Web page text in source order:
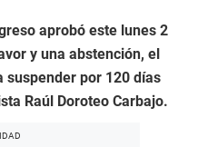
aprobó este lunes 2
y una abstención, el
por 120 días
Raúl Doroteo Carbajo.